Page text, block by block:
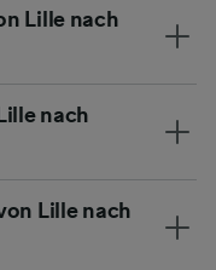
Lille nach
nach
Lille nach